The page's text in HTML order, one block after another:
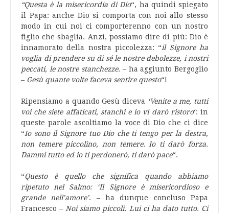
“Questa è la misericordia di Dio“, ha quindi spiegato
il Papa: anche Dio si comporta con noi allo stesso
modo in cui noi ci comporterenno con un nostro
figlio che sbaglia. Anzi, possiamo dire di più: Dio è
innamorato della nostra piccolezza: “il Signore ha
voglia di prendere su di sé le nostre debolezze, i nostri
peccati, le nostre stanchezze. – ha aggiunto Bergoglio
– Gesù quante volte faceva sentire questo“!
Ripensiamo a quando Gesù diceva ‘Venite a me, tutti
voi che siete affaticati, stanchi e io vi darò ristoro‘: in
queste parole ascoltiamo la voce di Dio che ci dice
“Io sono il Signore tuo Dio che ti tengo per la destra,
non temere piccolino, non temere. Io ti darò forza.
Dammi tutto ed io ti perdonerò, ti darò pace“.
“Questo è quello che significa quando abbiamo
ripetuto nel Salmo: ‘Il Signore è misericordioso e
grande nell’amore’. – ha dunque concluso Papa
Francesco – Noi siamo piccoli. Lui ci ha dato tutto. Ci